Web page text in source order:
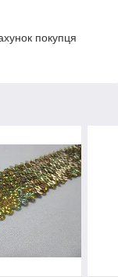
покупця